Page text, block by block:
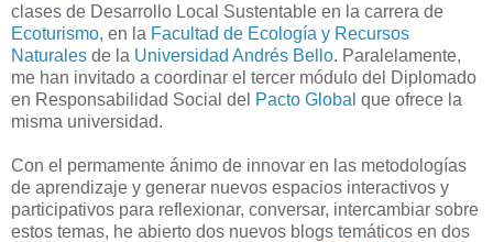
clases de Desarrollo Local Sustentable en la carrera de
Ecoturismo, en la Facultad de Ecología y Recursos
Naturales de la Universidad Andrés Bello. Paralelamente,
me han invitado a coordinar el tercer módulo del Diplomado
en Responsabilidad Social del Pacto Global que ofrece la
misma universidad.
Con el permamente ánimo de innovar en las metodologías
de aprendizaje y generar nuevos espacios interactivos y
participativos para reflexionar, conversar, intercambiar sobre
estos temas, he abierto dos nuevos blogs temáticos en dos